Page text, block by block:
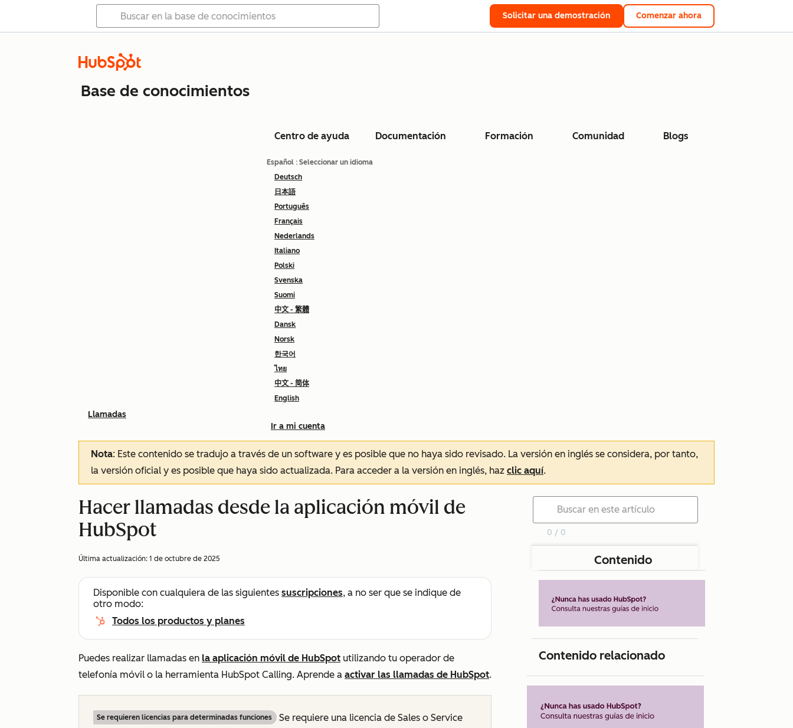
Solicitar una demostración Comenzar ahora
Base de conocimientos
Centro de ayuda Documentación Formación Comunidad Blogs
Español : Seleccionar un idioma
Deutsch
日本語
Português
Français
Nederlands
Italiano
Polski
Svenska
Suomi
中文 - 繁體
Dansk
Norsk
한국어
ไทย
中文 - 简体
English
Ir a mi cuenta
Llamadas
Nota: Este contenido se tradujo a través de un software y es posible que no haya sido revisado. La versión en inglés se considera, por tanto,
la versión oficial y es posible que haya sido actualizada. Para acceder a la versión en inglés, haz clic aquí.
Hacer llamadas desde la aplicación móvil de
HubSpot
Última actualización: 1 de octubre de 2025
Disponible con cualquiera de las siguientes suscripciones, a no ser que se indique de
otro modo:
Todos los productos y planes
Puedes realizar llamadas en la aplicación móvil de HubSpot utilizando tu operador de
telefonía móvil o la herramienta HubSpot Calling. Aprende a activar las llamadas de HubSpot.
Se requieren licencias para determinadas funciones
Se requiere una licencia de Sales o Service
0 / 0
Contenido
Contenido relacionado